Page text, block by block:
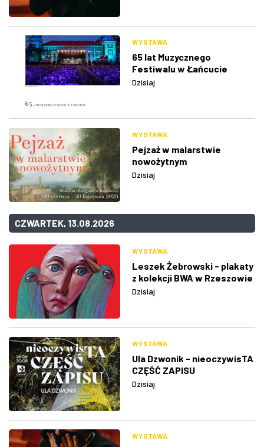
WYSTAWA
65 lat Muzycznego
Festiwalu w Łańcucie
Dzisiaj
WYSTAWA
Pejzaż w malarstwie
nowożytnym
Dzisiaj
CZWARTEK, 13.08.2026
WYSTAWA
Leszek Żebrowski - plakaty
z kolekcji BWA w Rzeszowie
Dzisiaj
WYSTAWA
Ula Dzwonik - nieoczywisTA
CZĘŚĆ ZAPISU
Dzisiaj
WYSTAWA